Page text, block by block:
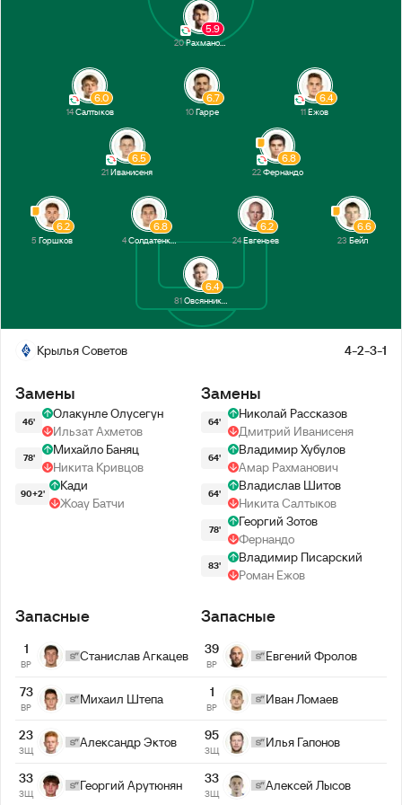
6.4
81Овсянников
6.2
5 Горшков
6.8
4Солдатенков
6.2
24Евгеньев
6.6
23 Бейл
6.5
21Иванисеня
6.8
22Фернандо
6.0
14Салтыков
6.7
10Гарре
6.4
11Ежов
5.9
20Рахманович
Крылья Советов 4-2-3-1
Замены
46'
Олакунле Олусегун
Ильзат Ахметов
78'
Михайло Баняц
Никита Кривцов
90+2'
Кади
Жоау Батчи
Замены
64'
Николай Рассказов
Дмитрий Иванисеня
64'
Владимир Хубулов
Амар Рахманович
64'
Владислав Шитов
Никита Салтыков
78'
Георгий Зотов
Фернандо
83'
Владимир Писарский
Роман Ежов
Запасные
1
ВР
Станислав Агкацев
73
ВР
Михаил Штепа
23
ЗЩ
Александр Эктов
33
ЗЩ
Георгий Арутюнян
Запасные
39
ВР
Евгений Фролов
1
ВР
Иван Ломаев
95
ЗЩ
Илья Гапонов
33
ЗЩ
Алексей Лысов